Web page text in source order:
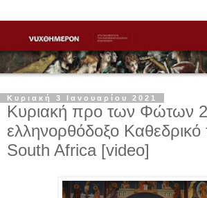
Κυριακή 3 Ιανουαρίου 2021
Κυριακή προ των Φώτων
ελληνορθόδοξο
South Africa [video]